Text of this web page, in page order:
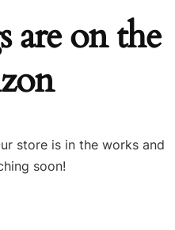
are on the
store is in the works and
soon!